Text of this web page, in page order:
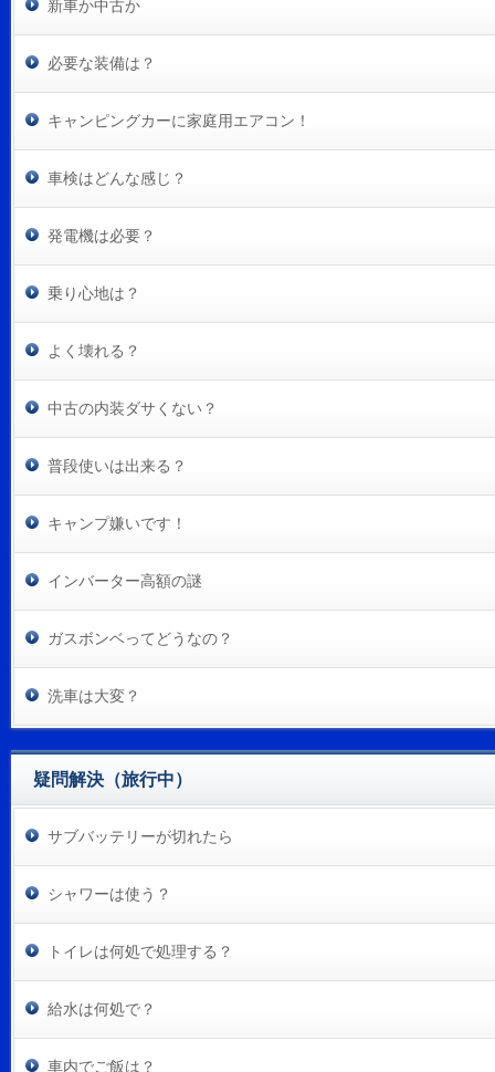
新車か中古か
必要な装備は？
キャンピングカーに家庭用エアコン！
車検はどんな感じ？
発電機は必要？
乗り心地は？
よく壊れる？
中古の内装ダサくない？
普段使いは出来る？
キャンプ嫌いです！
インバーター高額の謎
ガスボンベってどうなの？
洗車は大変？
疑問解決（旅行中）
サブバッテリーが切れたら
シャワーは使う？
トイレは何処で処理する？
給水は何処で？
車内でご飯は？